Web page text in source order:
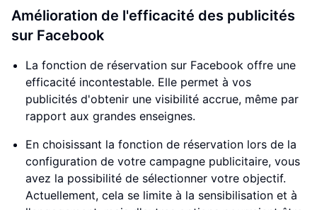
Amélioration de l'efficacité des publicités
sur Facebook
La fonction de réservation sur Facebook offre une
efficacité incontestable. Elle permet à vos
publicités d'obtenir une visibilité accrue, même par
rapport aux grandes enseignes.
En choisissant la fonction de réservation lors de la
configuration de votre campagne publicitaire, vous
avez la possibilité de sélectionner votre objectif.
Actuellement, cela se limite à la sensibilisation et à